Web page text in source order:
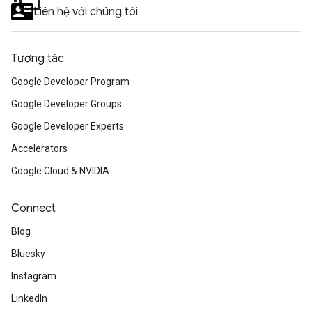
Liên hệ với chúng tôi
Tương tác
Google Developer Program
Google Developer Groups
Google Developer Experts
Accelerators
Google Cloud & NVIDIA
Connect
Blog
Bluesky
Instagram
LinkedIn